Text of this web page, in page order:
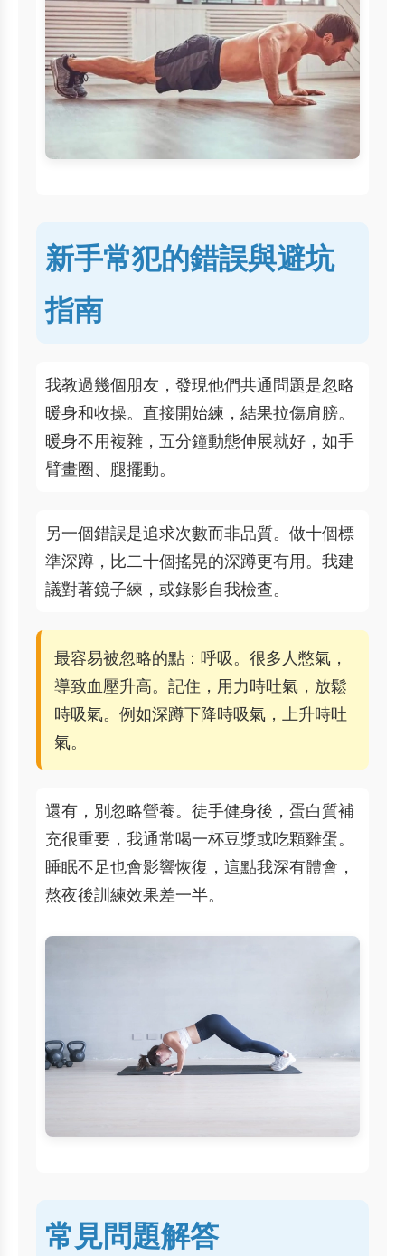
新手常犯的錯誤與避坑
指南
我教過幾個朋友，發現他們共通問題是忽略
暖身和收操。直接開始練，結果拉傷肩膀。
暖身不用複雜，五分鐘動態伸展就好，如手
臂畫圈、腿擺動。
另一個錯誤是追求次數而非品質。做十個標
準深蹲，比二十個搖晃的深蹲更有用。我建
議對著鏡子練，或錄影自我檢查。
最容易被忽略的點：呼吸。很多人憋氣，
導致血壓升高。記住，用力時吐氣，放鬆
時吸氣。例如深蹲下降時吸氣，上升時吐
氣。
還有，別忽略營養。徒手健身後，蛋白質補
充很重要，我通常喝一杯豆漿或吃顆雞蛋。
睡眠不足也會影響恢復，這點我深有體會，
熬夜後訓練效果差一半。
常見問題解答